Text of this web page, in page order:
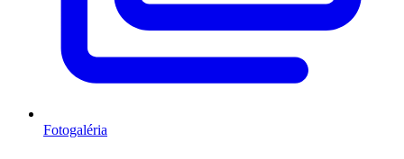
Fotogaléria